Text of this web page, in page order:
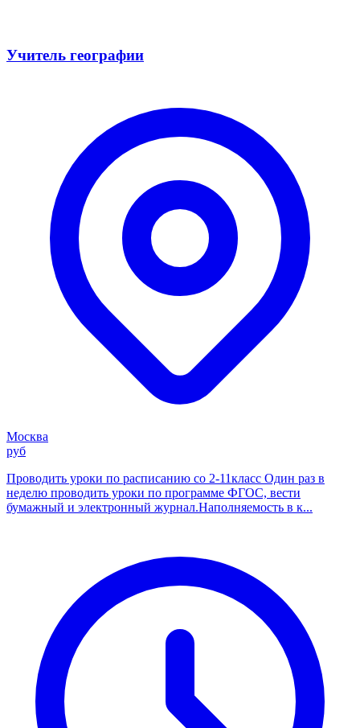
Учитель географии
Москва
руб
Проводить уроки по расписанию со 2-11класс Один раз в
неделю проводить уроки по программе ФГОС, вести
бумажный и электронный журнал.Наполняемость в к...